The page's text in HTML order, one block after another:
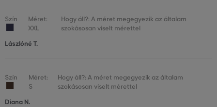
Szín
Méret:
XXL
Hogy áll?: A méret megegyezik az általam
szokásosan viselt mérettel
Lászlóné T.
Szín
Méret:
S
Hogy áll?: A méret megegyezik az általam
szokásosan viselt mérettel
Diana N.